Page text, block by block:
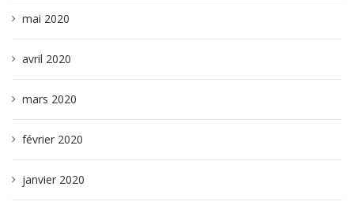
mai 2020
avril 2020
mars 2020
février 2020
janvier 2020